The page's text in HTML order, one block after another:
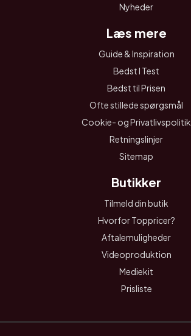
Nyheder
Læs mere
Guide & Inspiration
Bedst I Test
Bedst til Prisen
Ofte stillede spørgsmål
Cookie- og Privatlivspolitik
Retningslinjer
Sitemap
Butikker
Tilmeld din butik
Hvorfor Toppricer?
Aftalemuligheder
Videoproduktion
Mediekit
Prisliste